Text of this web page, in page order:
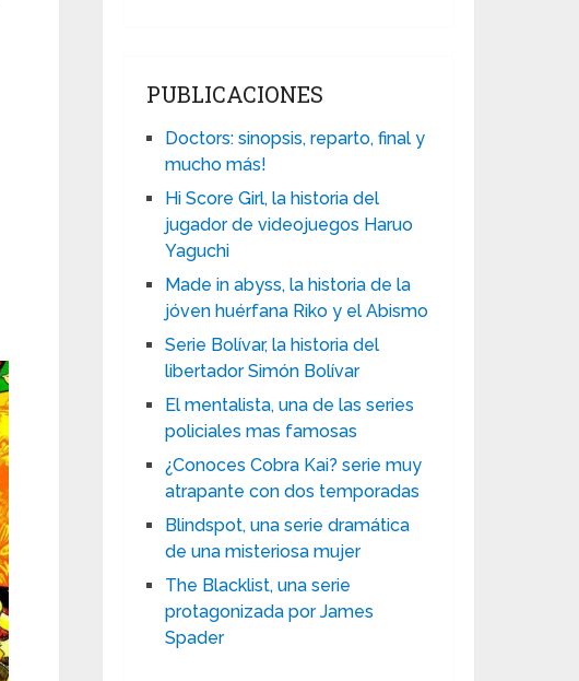
PUBLICACIONES
Doctors: sinopsis, reparto, final y
mucho más!
Hi Score Girl, la historia del
jugador de videojuegos Haruo
Yaguchi
Made in abyss, la historia de la
jóven huérfana Riko y el Abismo
Serie Bolívar, la historia del
libertador Simón Bolívar
El mentalista, una de las series
policiales mas famosas
¿Conoces Cobra Kai? serie muy
atrapante con dos temporadas
Blindspot, una serie dramática
de una misteriosa mujer
The Blacklist, una serie
protagonizada por James
Spader